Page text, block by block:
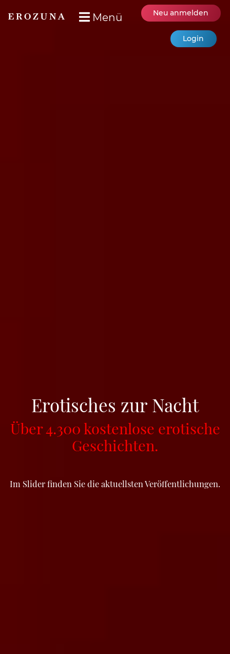
Menü Neu anmelden
Login
Erotisches zur Nacht
Über 4.300 kostenlose erotische
Geschichten.
Im Slider finden Sie die aktuellsten Veröffentlichungen.